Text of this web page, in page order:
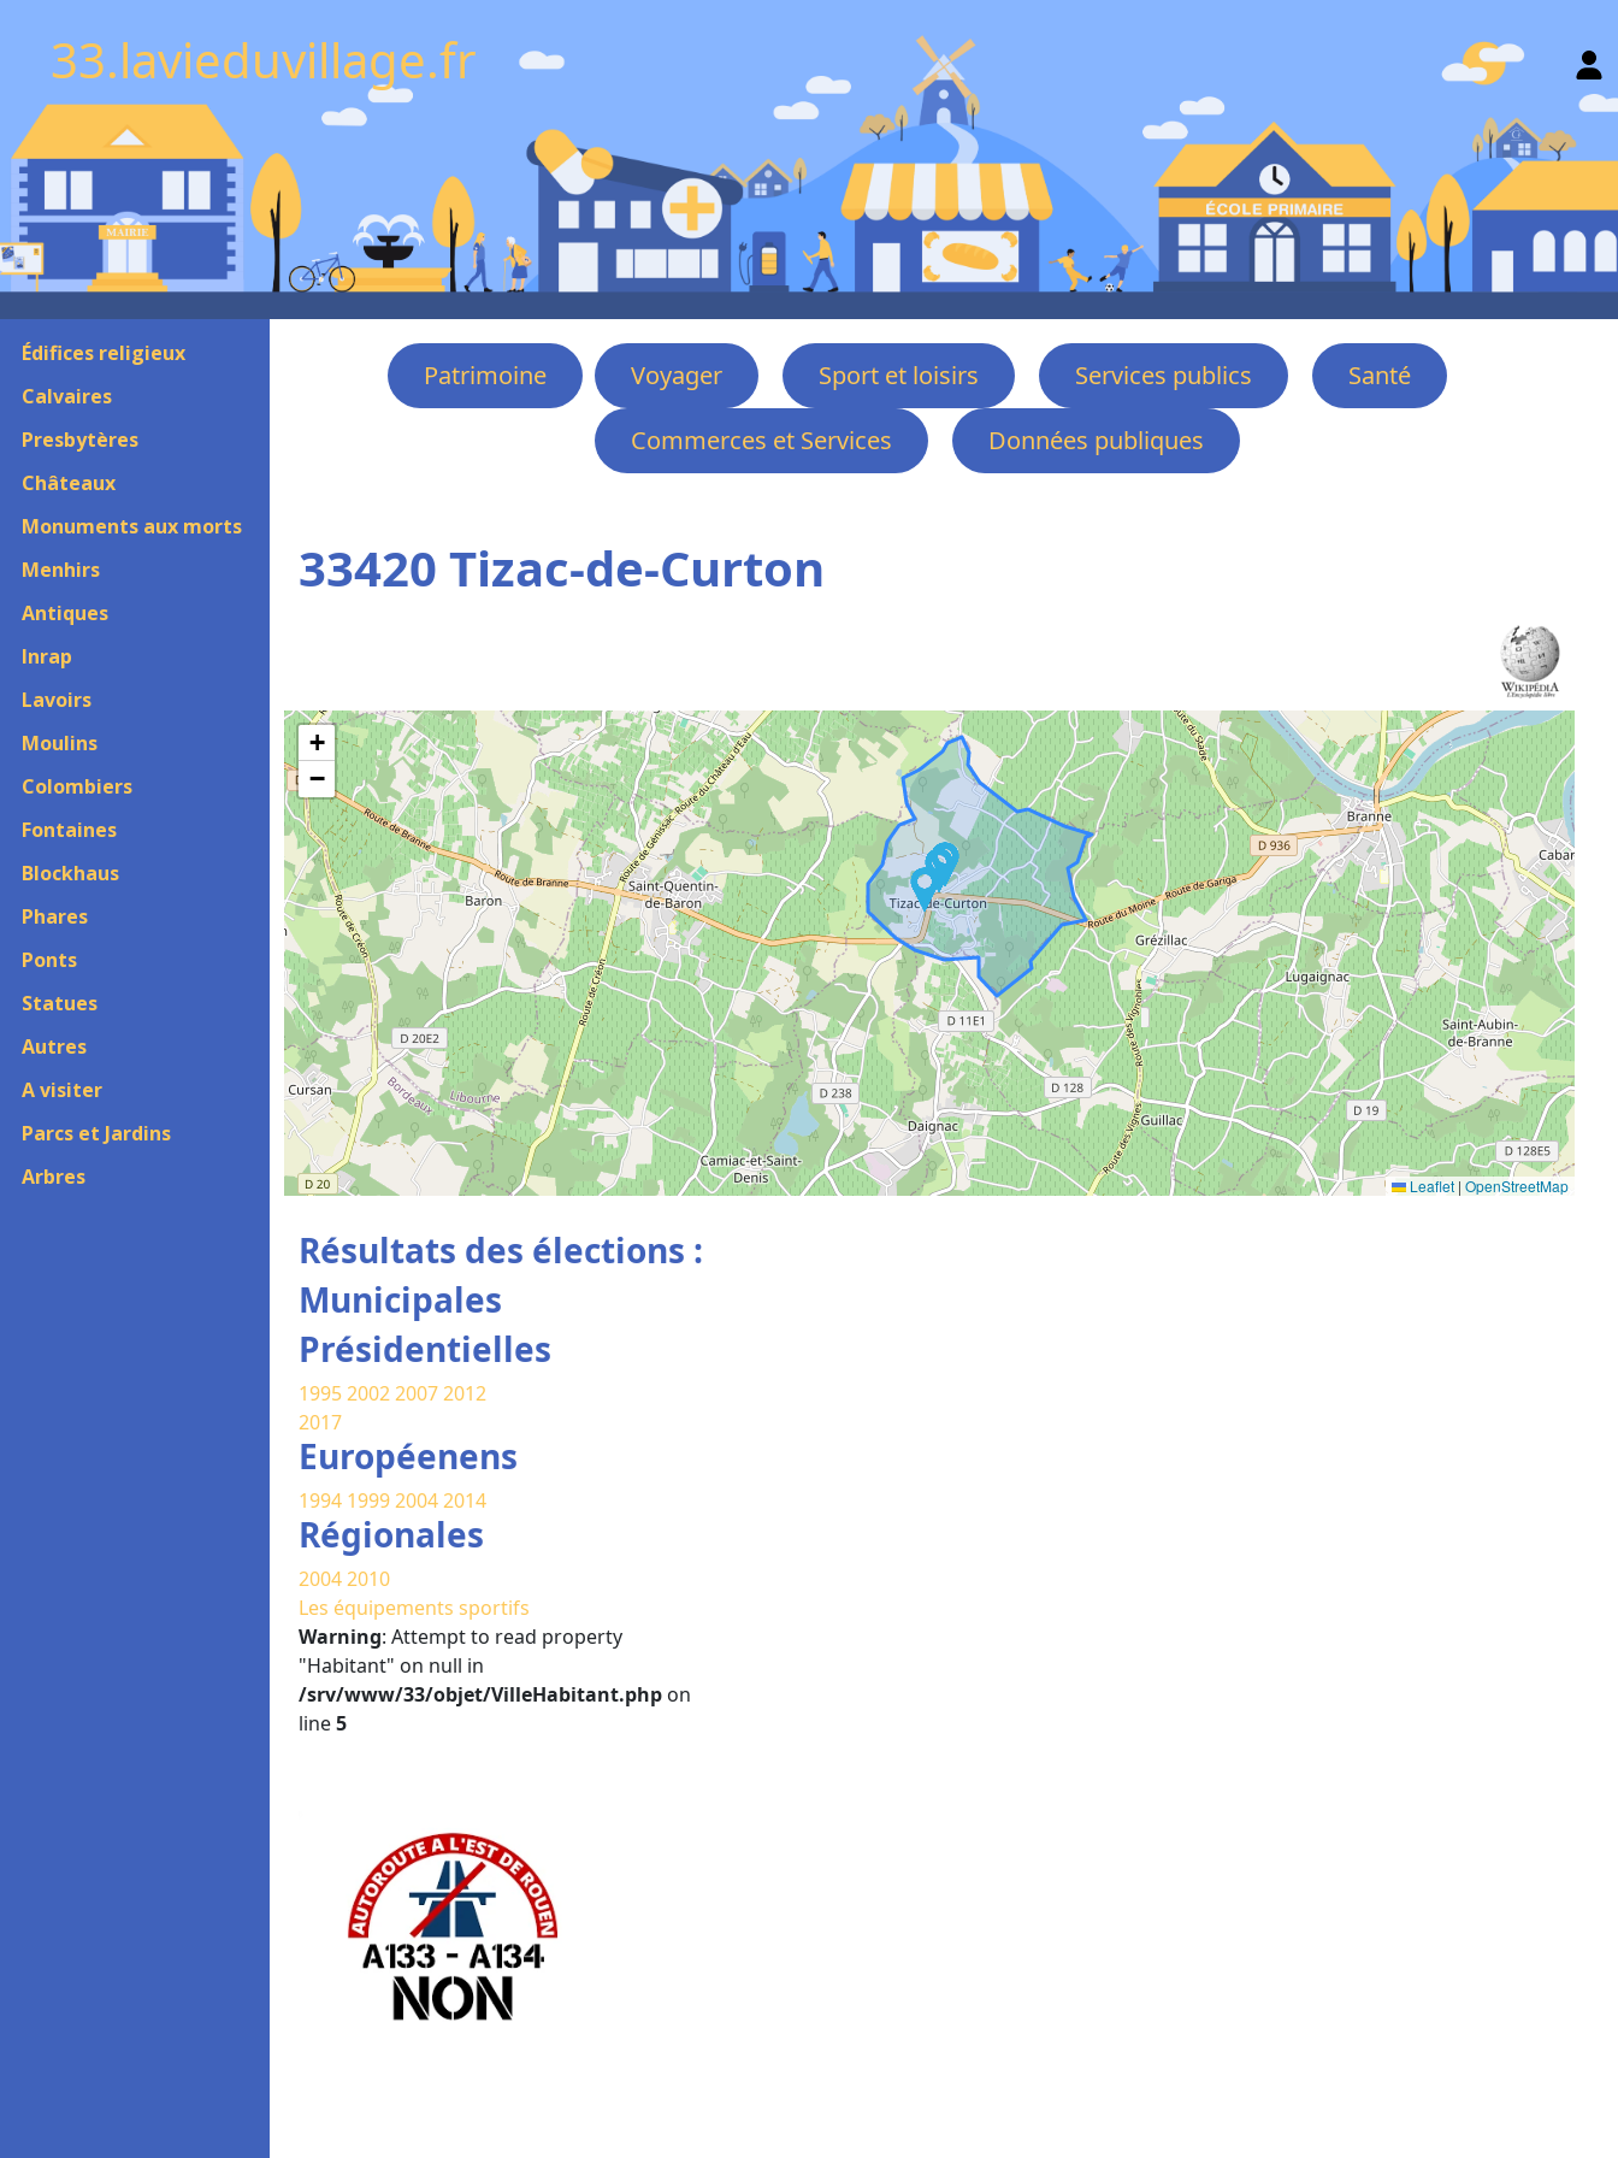
33.lavieduvillage.fr
Édifices religieux
Calvaires
Presbytères
Châteaux
Monuments aux morts
Menhirs
Antiques
Inrap
Lavoirs
Moulins
Colombiers
Fontaines
Blockhaus
Phares
Ponts
Statues
Autres
A visiter
Parcs et Jardins
Arbres
Patrimoine Voyager Sport et loisirs Services publics
Santé
Commerces et Services
Données publiques
33420 Tizac-de-Curton
+
−
Leaflet | OpenStreetMap
Résultats des élections :
Municipales
Présidentielles
1995200220072012
2017
Européenens
1994 199920042014
Régionales
20042010
Les équipements sportifs
Warning: Attempt to read property
"Habitant" on null in
/srv/www/33/objet/VilleHabitant.php on
line5